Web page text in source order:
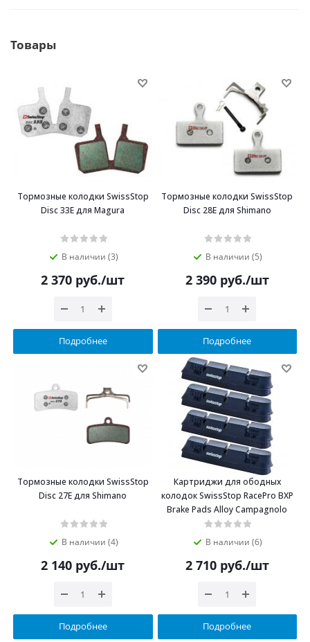
Товары
Тормозные колодки SwissStop
Disc 33E для Magura
В наличии (3)
2 370 руб./шт
Подробнее
Тормозные колодки SwissStop
Disc 28E для Shimano
В наличии (5)
2 390руб./шт
Подробнее
Тормозные колодки SwissStop
Disc 27E для Shimano
В наличии (4)
2 140 руб./шт
Подробнее
Картриджи для ободных
колодок SwissStop RacePro BXP
Brake Pads Alloy Campagnolo
В наличии (6)
2 710руб./шт
Подробнее